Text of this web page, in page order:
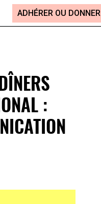
ADHÉRER OU DONNER
: